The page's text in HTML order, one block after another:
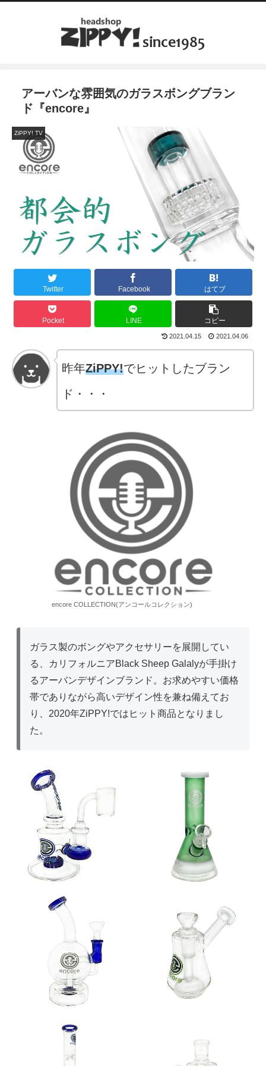
アーバンな雰囲気のガラスボングブラン
ド『encore』
ZiPPY! TV
Twitter Facebook はてブ
Pocket LINE コピー
2021.04.15 2021.04.06
昨年ZiPPY!でヒットしたブラン
ド・・・
encore COLLECTION(アンコールコレクション)
ガラス製のボングやアクセサリーを展開してい
る、カリフォルニアBlack Sheep Galalyが手掛け
るアーバンデザインブランド。お求めやすい価格
帯でありながら高いデザイン性を兼ね備えてお
り、2020年ZiPPY!ではヒット商品となりまし
た。